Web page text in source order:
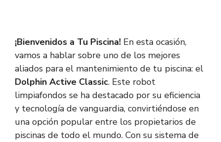
¡Bienvenidos a Tu Piscina! En esta ocasión,
vamos a hablar sobre uno de los mejores
aliados para el mantenimiento de tu piscina: el
Dolphin Active Classic. Este robot
limpiafondos se ha destacado por su eficiencia
y tecnología de vanguardia, convirtiéndose en
una opción popular entre los propietarios de
piscinas de todo el mundo. Con su sistema de